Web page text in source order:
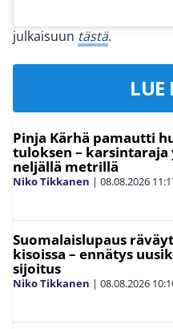
julkaisuun tästä.
LUE
Pinja Kärhä pamautti
tuloksen –
neljällä metrillä
Niko Tikkanen | 08.08.2026
Suomalaislupaus
kisoissa – ennätys
sijoitus
Niko Tikkanen | 08.08.2026